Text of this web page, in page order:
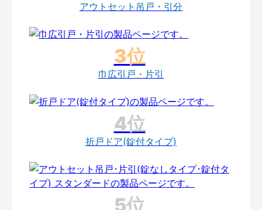
アウトセット吊戸・引分
巾広引戸・片引
折戸ドア(錠付タイプ)